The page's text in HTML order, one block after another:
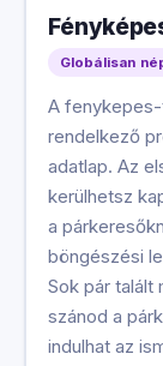
Globálisan
A
rendelkező
adatlap. Az
kerülhetsz
a
böngészési
Sok pár talált
szánod a
indulhat az